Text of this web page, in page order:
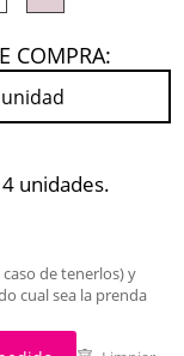
COMPRA:
unidades.
de tenerlos) y
cual sea la prenda